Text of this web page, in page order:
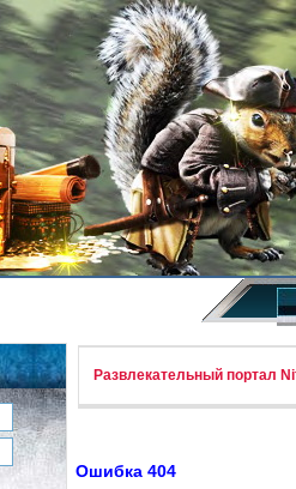
Развлекательный портал
Ошибка 404